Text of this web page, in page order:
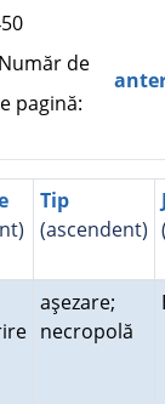
Număr de
pagină:
Tip
(ascendent)
aşezare;
necropolă